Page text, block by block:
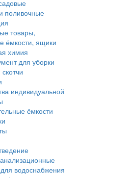
поливочные
товары,
ёмкости, ящики
химия
для уборки
индивидуальной
ёмкости
водоснабжения